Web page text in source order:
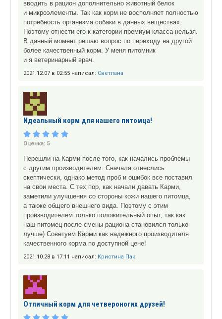
вводить в рацион дополнительно животный белок
и микроэлементы. Так как корм не восполняет полностью
потребность организма собаки в данных веществах.
Поэтому отнести его к категории премиум класса нельзя.
В данный момент решаю вопрос по переходу на другой
более качественный корм. У меня питомник
и я ветеринарный врач.
2021.12.07 в 02:55 написал: Светлана
Идеальный корм для нашего питомца!
Оценка: 5
Перешли на Карми после того, как начались проблемы
с другим производителем. Сначала отнеслись
скептически, однако метод проб и ошибок все поставил
на свои места. С тех пор, как начали давать Карми,
заметили улучшения со стороны кожи нашего питомца,
а также общего внешнего вида. Поэтому с этим
производителем только положительный опыт, так как
наш питомец после смены рациона становился только
лучше) Советуем Карми как надежного производителя
качественного корма по доступной цене!
2021.10.28 в 17:11 написал: Кристина Пак
Отличный корм для четвероногих друзей!